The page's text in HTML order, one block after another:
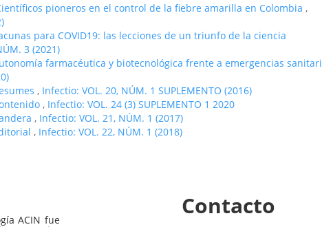
pioneros en el control de la fiebre amarilla en Colombia ,
para COVID19: las lecciones de un triunfo de la ciencia
3 (2021)
farmacéutica y biotecnológica frente a emergencias
, Infectio: VOL. 20, NÚM. 1 SUPLEMENTO (2016)
, Infectio: VOL. 24 (3) SUPLEMENTO 1 2020
, Infectio: VOL. 21, NÚM. 1 (2017)
, Infectio: VOL. 22, NÚM. 1 (2018)
ACIN fue
Contacto